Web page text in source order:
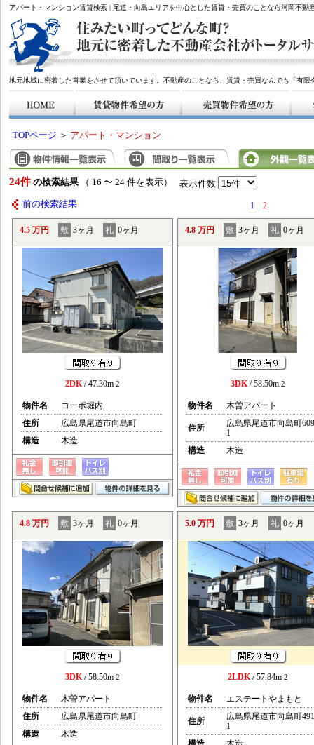
アパート・マンション賃貸検索 | 尾道・向島エリアを中心とした賃貸・売買のことなら河岡不動
地元地域に密着した営業をさせて頂いています。不動産のことなら、賃貸・売買なんでも「有
TOPページ ＞ アパート・マンション
24件 の検索結果 （ 16 〜 24 件を表示） 表示件数
前の検索結果 1 2
4.5 万円 敷 3ヶ月 礼 0ヶ月
2DK/ 47.30m 2
物件名
コーポ堀内
住所
広島県尾道市向島町
構造
木造
4.8 万円 敷 3ヶ月 礼 0ヶ月
3DK/ 58.50m 2
物件名 木曽アパート
住所
広島県尾道市向島町
1
構造
木造
4.8 万円 敷 3ヶ月 礼 0ヶ月
3DK/ 58.50m 2
物件名
木曽アパート
住所
広島県尾道市向島町
構造
木造
5.0 万円 敷 3ヶ月 礼 0ヶ月
2LDK/ 57.84m 2
物件名 エステートやまもと
住所
広島県尾道市向島町
1